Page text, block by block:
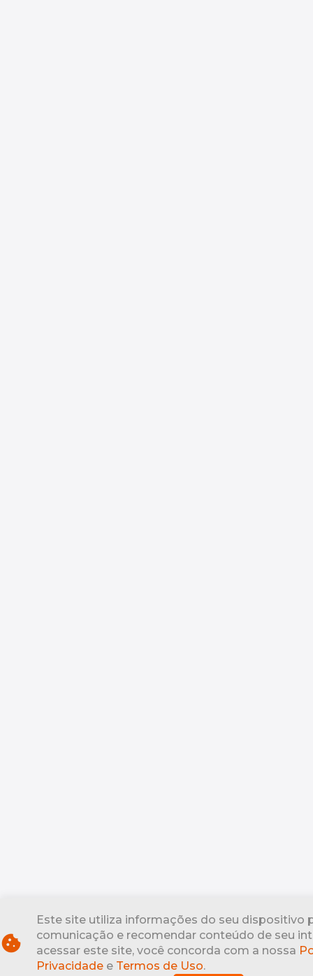
cookie
Este site utiliza informações do seu dispositivo
comunicação e recomendar conteúdo de seu
acessar este site, você concorda com a nossa
Privacidadee Termos de Uso.